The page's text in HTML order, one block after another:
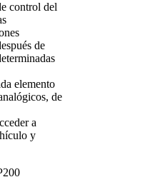
control del
de
elemento
de
a
y